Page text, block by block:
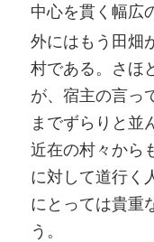
中心を貫く幅広
外にはもう田畑
村である。さほ
が、宿主の言っ
までずらりと並
近在の村々から
に対して道行く
にとっては貴重
う。